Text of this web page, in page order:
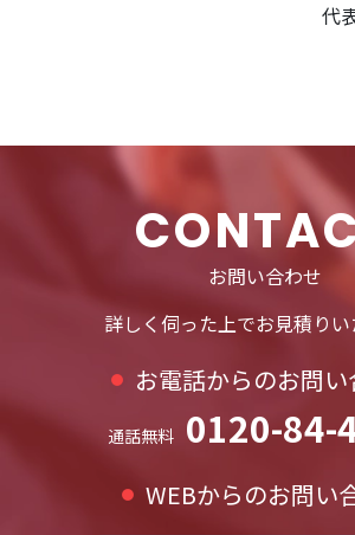
代
お問い合わせ
詳しく伺った上でお見積り
お電話からのお問
通話無料 0120-84-
WEBからのお問い